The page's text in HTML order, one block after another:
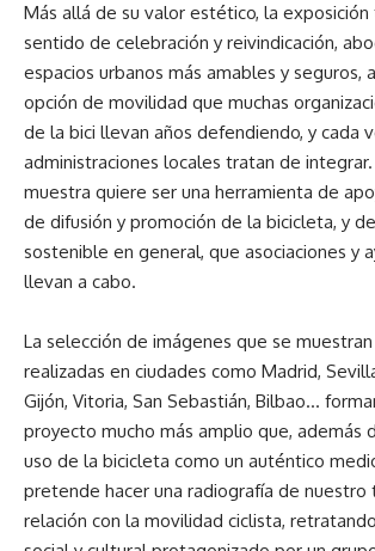
Más allá de su valor estético, la
sentido de celebración y reivindicación,
espacios urbanos más amables y seguros,
opción de movilidad que muchas
de la bici llevan años defendiendo, y cada
administraciones locales tratan de integrar.
muestra quiere ser una herramienta de
de difusión y promoción de la bicicleta, y
sostenible en general, que asociaciones y
llevan a cabo.
La selección de imágenes que se
realizadas en ciudades como Madrid,
Gijón, Vitoria, San Sebastián, Bilbao…
proyecto mucho más amplio que, además
uso de la bicicleta como un auténtico
pretende hacer una radiografía de nuestro
relación con la movilidad ciclista,